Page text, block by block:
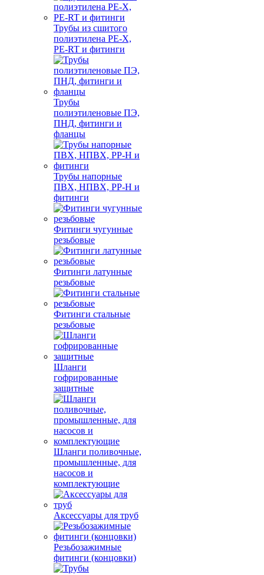
Трубы из сшитого
полиэтилена PE-X,
PE-RT и фитинги
Трубы
полиэтиленовые ПЭ,
ПНД, фитинги и
фланцы
Трубы напорные
ПВХ, НПВХ, PP-H и
фитинги
Фитинги чугунные
резьбовые
Фитинги латунные
резьбовые
Фитинги стальные
резьбовые
Шланги
гофрированные
защитные
Шланги поливочные,
промышленные, для
насосов и
комплектующие
Аксессуары для труб
Резьбозажимные
фитинги (концовки)